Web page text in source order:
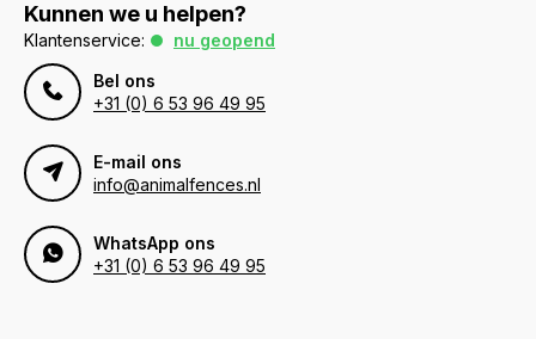
Kunnen we u helpen?
Klantenservice:
nu geopend
Bel ons
+31 (0) 6 53 96 49 95
E-mail ons
info@animalfences.nl
WhatsApp ons
+31 (0) 6 53 96 49 95